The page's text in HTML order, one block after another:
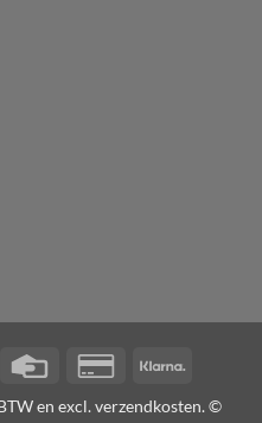
Credit
Credit
2
en excl. verzendkosten. ©